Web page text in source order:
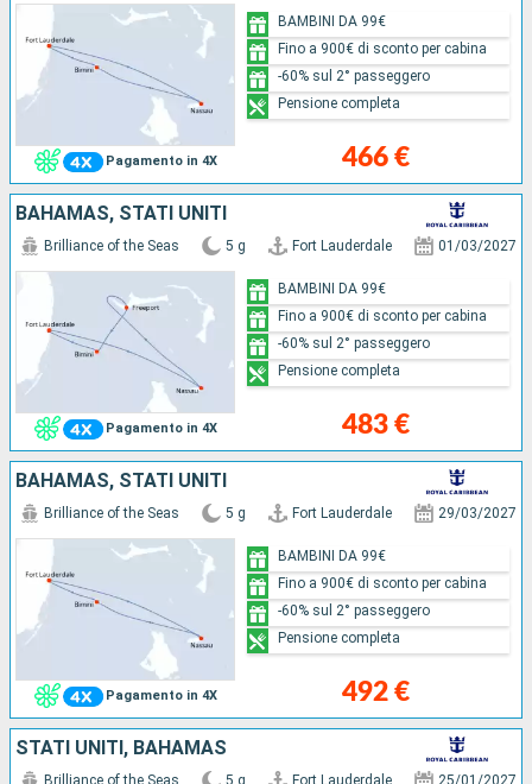
Pagamento in 4X 466 €
BAMBINI DA 99€
Fino a 900€ di sconto per cabina
-60% sul 2° passeggero
Pensione completa
BAHAMAS, STATI UNITI
Pagamento in 4X
Brilliance of the Seas 5 g Fort Lauderdale 01/03/2027
483 €
BAMBINI DA 99€
Fino a 900€ di sconto per cabina
-60% sul 2° passeggero
Pensione completa
BAHAMAS, STATI UNITI
Pagamento in 4X
Brilliance of the Seas 5 g Fort Lauderdale 29/03/2027
492 €
BAMBINI DA 99€
Fino a 900€ di sconto per cabina
-60% sul 2° passeggero
Pensione completa
STATI UNITI, BAHAMAS